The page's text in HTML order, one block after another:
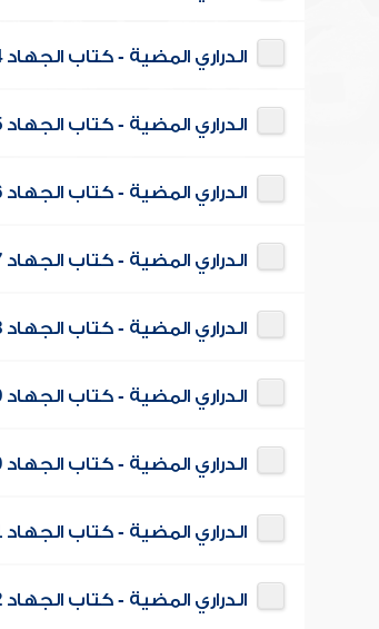
الدراري المضية - كتاب الجهاد 04
الدراري المضية - كتاب الجهاد 05
الدراري المضية - كتاب الجهاد 06
الدراري المضية - كتاب الجهاد 07
الدراري المضية - كتاب الجهاد 08
الدراري المضية - كتاب الجهاد 09
الدراري المضية - كتاب الجهاد 10
الدراري المضية - كتاب الجهاد 11
الدراري المضية - كتاب الجهاد 12